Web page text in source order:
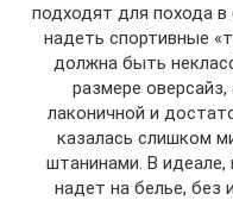
подходят для похода в
надеть спортивные
должна быть
размере
лаконичной и
казалась слишком
штанинами. В
надет на белье, без